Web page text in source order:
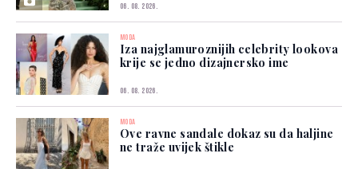
06. 08. 2026.
MODA
Iza najglamuroznijih celebrity lookova
krije se jedno dizajnersko ime
06. 08. 2026.
MODA
Ove ravne sandale dokaz su da haljine
ne traže uvijek štikle